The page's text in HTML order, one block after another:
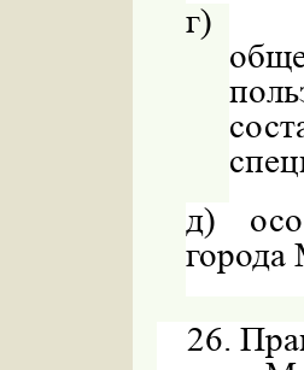
г)
д)
26.